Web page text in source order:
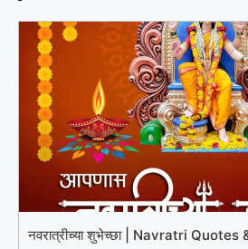
नवरात्रीच्या शुभेच्छा | Navratri